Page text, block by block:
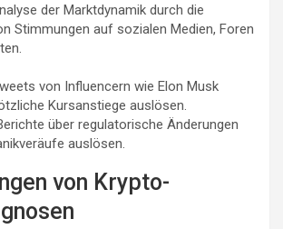
der Marktdynamik durch die
Stimmungen auf sozialen Medien, Foren
von Influencern wie Elon Musk
Kursanstiege auslösen.
über regulatorische Änderungen
auslösen.
von Krypto-